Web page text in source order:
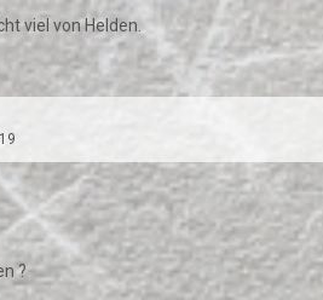
viel von Helden.
?